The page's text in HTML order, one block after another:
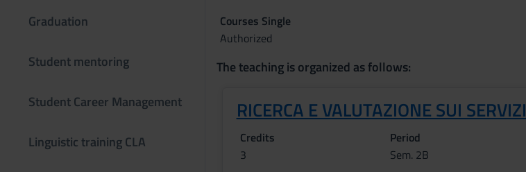
Graduation
Student mentoring
Student Career Management
Linguistic training CLA
Courses Single
Authorized
The teaching is organized as follows:
RICERCA E VALUTAZIONE SUI SERVIZI
Credits
3
Period
Sem. 2B